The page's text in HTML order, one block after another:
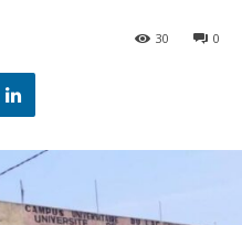
0
30